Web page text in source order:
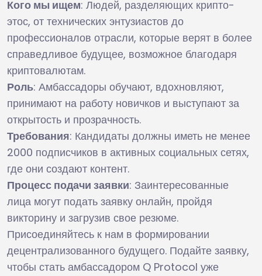
Кого мы ищем: Людей, разделяющих крипто-
этос, от технических энтузиастов до
профессионалов отрасли, которые верят в более
справедливое будущее, возможное благодаря
криптовалютам.
Роль: Амбассадоры обучают, вдохновляют,
принимают на работу новичков и выступают за
открытость и прозрачность.
Требования: Кандидаты должны иметь не менее
2000 подписчиков в активных социальных сетях,
где они создают контент.
Процесс подачи заявки: Заинтересованные
лица могут подать заявку онлайн, пройдя
викторину и загрузив свое резюме.
Присоединяйтесь к нам в формировании
децентрализованного будущего. Подайте заявку,
чтобы стать амбассадором Q Protocol уже